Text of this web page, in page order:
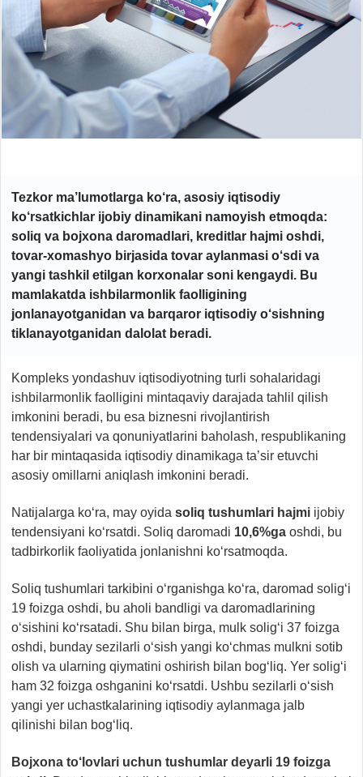
Tezkor ma’lumotlarga ko‘ra, asosiy iqtisodiy
ko‘rsatkichlar ijobiy dinamikani namoyish etmoqda:
soliq va bojxona daromadlari, kreditlar hajmi oshdi,
tovar-xomashyo birjasida tovar aylanmasi o‘sdi va
yangi tashkil etilgan korxonalar soni kengaydi. Bu
mamlakatda ishbilarmonlik faolligining
jonlanayotganidan va barqaror iqtisodiy o‘sishning
tiklanayotganidan dalolat beradi.
Kompleks yondashuv iqtisodiyotning turli sohalaridagi
ishbilarmonlik faolligini mintaqaviy darajada tahlil qilish
imkonini beradi, bu esa biznesni rivojlantirish
tendensiyalari va qonuniyatlarini baholash, respublikaning
har bir mintaqasida iqtisodiy dinamikaga ta’sir etuvchi
asosiy omillarni aniqlash imkonini beradi.
Natijalarga ko‘ra, may oyida soliq tushumlari hajmi ijobiy
tendensiyani ko‘rsatdi. Soliq daromadi 10,6%ga oshdi, bu
tadbirkorlik faoliyatida jonlanishni ko‘rsatmoqda.
Soliq tushumlari tarkibini o‘rganishga ko‘ra, daromad solig‘i
19 foizga oshdi, bu aholi bandligi va daromadlarining
o‘sishini ko‘rsatadi. Shu bilan birga, mulk solig‘i 37 foizga
oshdi, bunday sezilarli o‘sish yangi ko‘chmas mulkni sotib
olish va ularning qiymatini oshirish bilan bog‘liq. Yer solig‘i
ham 32 foizga oshganini ko‘rsatdi. Ushbu sezilarli o‘sish
yangi yer uchastkalarining iqtisodiy aylanmaga jalb
qilinishi bilan bog‘liq.
Bojxona to‘lovlari uchun tushumlar deyarli 19 foizga